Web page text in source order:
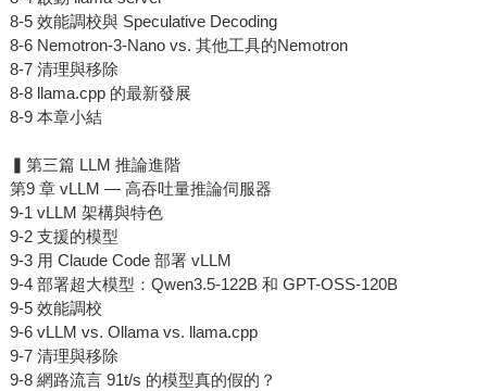
8-5 效能調校與 Speculative Decoding
8-6 Nemotron-3-Nano vs. 其他工具的Nemotron
8-7 清理與移除
8-8 llama.cpp 的最新發展
8-9 本章小結
▍第三篇 LLM 推論進階
第9 章 vLLM — 高吞吐量推論伺服器
9-1 vLLM 架構與特色
9-2 支援的模型
9-3 用 Claude Code 部署 vLLM
9-4 部署超大模型：Qwen3.5-122B 和 GPT-OSS-120B
9-5 效能調校
9-6 vLLM vs. Ollama vs. llama.cpp
9-7 清理與移除
9-8 網路流言 91t/s 的模型真的假的？